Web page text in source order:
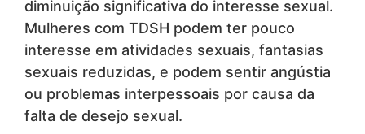
diminuição significativa do interesse sexual.
Mulheres com TDSH podem ter pouco
interesse em atividades sexuais, fantasias
sexuais reduzidas, e podem sentir angústia
ou problemas interpessoais por causa da
falta de desejo sexual.